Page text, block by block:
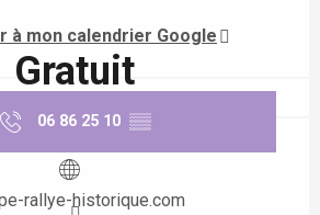
à mon calendrier Google
Gratuit
06 86 25 10 ▒▒
rallye-historique.com